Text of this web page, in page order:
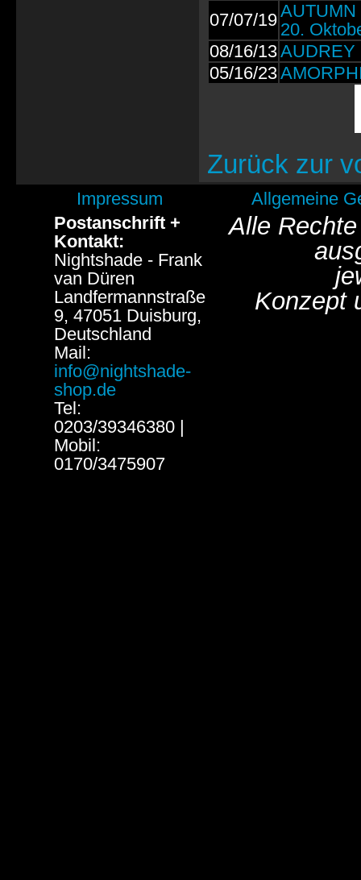
07/07/19AUTUMN
20.
08/16/13AUDREY
05/16/23
Zurück zur
Impressum
Allgemeine
Postanschrift +
Kontakt:
Nightshade - Frank
van Düren
Landfermannstraße
9, 47051 Duisburg,
Deutschland
Mail:
info@nightshade-
shop.de
Tel:
0203/39346380 |
Mobil:
0170/3475907
Alle
Konzept